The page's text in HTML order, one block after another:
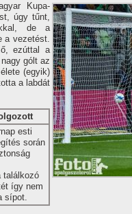
Kupa-
úgy tűnt,
de a
a vezetést.
ezúttal a
gólt az
(egyik)
a labdát
esti
során
találkozó
így nem
sípot.